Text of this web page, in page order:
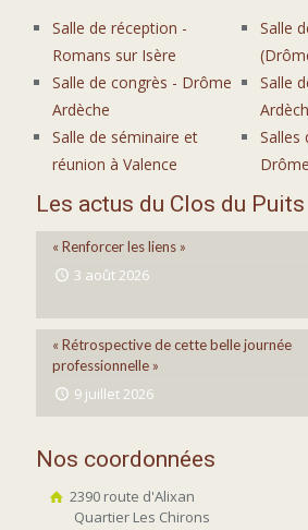
Salle de réception -
Romans sur Isère
Salle de congrès - Drôme
Ardèche
Salle de séminaire et
réunion à Valence
Salle
Salle
Salles
Les actus du Clos du Puits
« Renforcer les liens »
3 août 2026
« Rétrospective de cette belle journée
professionnelle »
9 juillet 2026
Nos coordonnées
2390 route d'Alixan
Quartier Les Chirons